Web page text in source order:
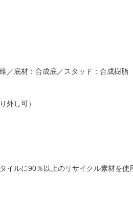
／底材：合成底／スタッド：合成樹脂
外し可）
イルに90％以上のリサイクル素材を使